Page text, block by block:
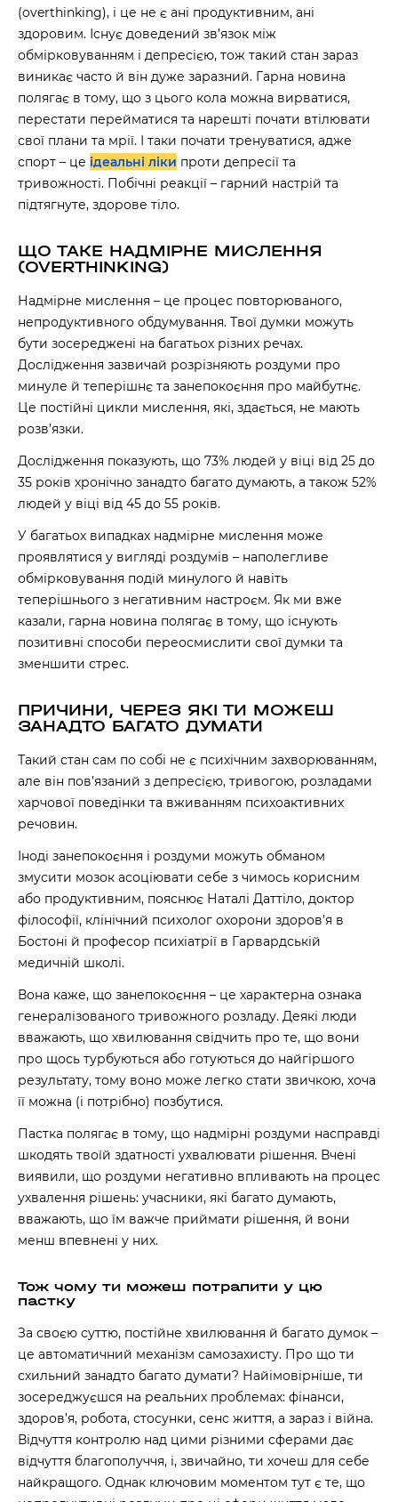
(overthinking), і це не є ані продуктивним, ані
здоровим. Існує доведений зв’язок між
обмірковуванням і депресією, тож такий стан зараз
виникає часто й він дуже заразний. Гарна новина
полягає в тому, що з цього кола можна вирватися,
перестати перейматися та нарешті почати втілювати
свої плани та мрії. І таки почати тренуватися, адже
спорт – це ідеальні ліки проти депресії та
тривожності. Побічні реакції – гарний настрій та
підтягнуте, здорове тіло.
ЩО ТАКЕ НАДМІРНЕ МИСЛЕННЯ
(OVERTHINKING)
Надмірне мислення – це процес повторюваного,
непродуктивного обдумування. Твої думки можуть
бути зосереджені на багатьох різних речах.
Дослідження зазвичай розрізняють роздуми про
минуле й теперішнє та занепокоєння про майбутнє.
Це постійні цикли мислення, які, здається, не мають
розв’язки.
Дослідження показують, що 73% людей у віці від 25 до
35 років хронічно занадто багато думають, а також 52%
людей у віці від 45 до 55 років.
У багатьох випадках надмірне мислення може
проявлятися у вигляді роздумів – наполегливе
обмірковування подій минулого й навіть
теперішнього з негативним настроєм. Як ми вже
казали, гарна новина полягає в тому, що існують
позитивні способи переосмислити свої думки та
зменшити стрес.
ПРИЧИНИ, ЧЕРЕЗ ЯКІ ТИ МОЖЕШ
ЗАНАДТО БАГАТО ДУМАТИ
Такий стан сам по собі не є психічним захворюванням,
але він пов’язаний з депресією, тривогою, розладами
харчової поведінки та вживанням психоактивних
речовин.
Іноді занепокоєння і роздуми можуть обманом
змусити мозок асоціювати себе з чимось корисним
або продуктивним, пояснює Наталі Даттіло, доктор
філософії, клінічний психолог охорони здоров’я в
Бостоні й професор психіатрії в Гарвардській
медичній школі.
Вона каже, що занепокоєння – це характерна ознака
генералізованого тривожного розладу. Деякі люди
вважають, що хвилювання свідчить про те, що вони
про щось турбуються або готуються до найгіршого
результату, тому воно може легко стати звичкою, хоча
її можна (і потрібно) позбутися.
Пастка полягає в тому, що надмірні роздуми насправді
шкодять твоїй здатності ухвалювати рішення. Вчені
виявили, що роздуми негативно впливають на процес
ухвалення рішень: учасники, які багато думають,
вважають, що їм важче приймати рішення, й вони
менш впевнені у них.
Тож чому ти можеш потрапити у цю
пастку
За своєю суттю, постійне хвилювання й багато думок –
це автоматичний механізм самозахисту. Про що ти
схильний занадто багато думати? Найімовірніше, ти
зосереджуєшся на реальних проблемах: фінанси,
здоров’я, робота, стосунки, сенс життя, а зараз і війна.
Відчуття контролю над цими різними сферами дає
відчуття благополуччя, і, звичайно, ти хочеш для себе
найкращого. Однак ключовим моментом тут є те, що